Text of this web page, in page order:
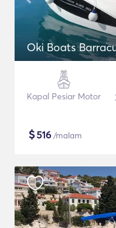
Oki Boats
Kapal Pesiar Motor
$516 /malam